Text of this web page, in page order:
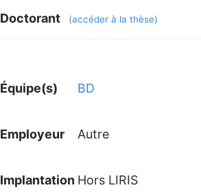
Doctorant (accéder à la thèse)
Équipe(s) BD
Employeur Autre
Implantation Hors LIRIS